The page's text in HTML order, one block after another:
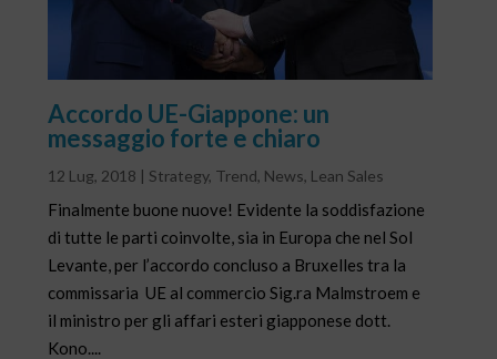
Accordo UE-Giappone: un
messaggio forte e chiaro
12 Lug, 2018 | Strategy, Trend, News, Lean Sales
Finalmente buone nuove! Evidente la soddisfazione
di tutte le parti coinvolte, sia in Europa che nel Sol
Levante, per l’accordo concluso a Bruxelles tra la
commissaria UE al commercio Sig.ra Malmstroem e
il ministro per gli affari esteri giapponese dott.
Kono....